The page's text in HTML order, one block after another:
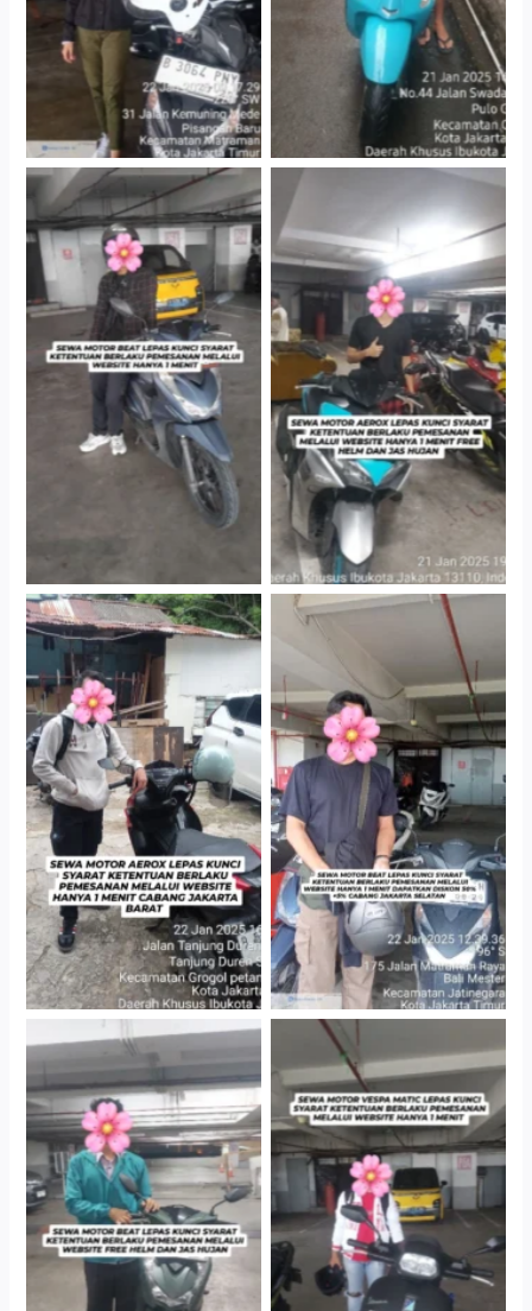
Cityplaza Jatinegara
Gedung Parkir P6A
Cityplaza Jatinegara
Gedung Parkir P6A
Cabang Jakarta Barat
Cityplaza Jatinegara
Gedung Parkir P6A
Cityplaza Jatinegara
Gedung Parkir P6A
Cityplaza Jatinegara
Gedung Parkir P6A